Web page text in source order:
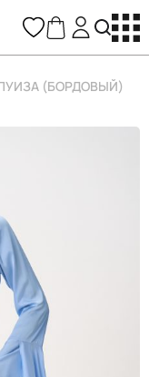
(БОРДОВЫЙ)